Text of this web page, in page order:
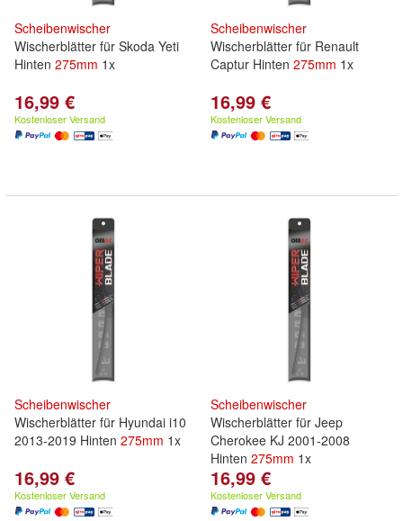
Scheibenwischer
Wischerblätter für Skoda Yeti
Hinten 275mm 1x
16,99 €
Kostenloser Versand
Scheibenwischer
Wischerblätter für Renault
Captur Hinten 275mm 1x
16,99 €
Kostenloser Versand
Scheibenwischer
Wischerblätter für Hyundai i10
2013-2019 Hinten 275mm 1x
16,99 €
Kostenloser Versand
Scheibenwischer
Wischerblätter für Jeep
Cherokee KJ 2001-2008
Hinten 275mm 1x
16,99 €
Kostenloser Versand